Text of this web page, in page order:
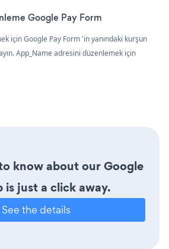
Google Pay Form
için Google Pay Form 'in yanındaki kurşun
App_Name adresini düzenlemek için
know about our Google
is just a click away.
See the details